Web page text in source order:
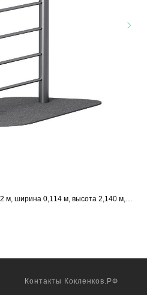
м, ширина 0,114 м, высота 2,140 м,
Контакты Кокленков.РФ